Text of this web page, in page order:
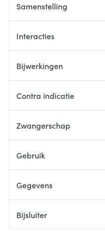
Samenstelling
Interacties
Bijwerkingen
Contra indicatie
Zwangerschap
Gebruik
Gegevens
Bijsluiter